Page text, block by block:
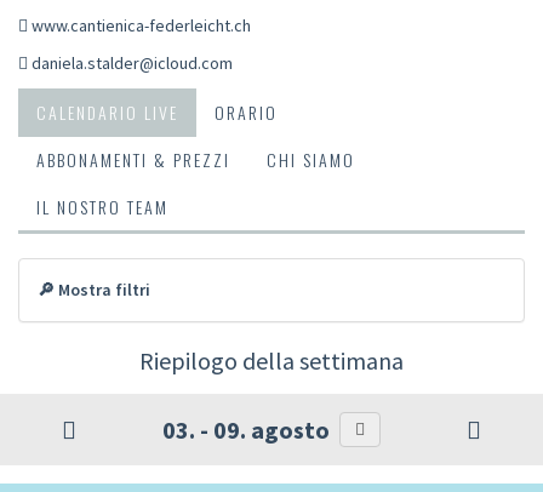
www.cantienica-federleicht.ch
daniela.stalder@icloud.com
CALENDARIO LIVE
ORARIO
ABBONAMENTI & PREZZI
CHI SIAMO
IL NOSTRO TEAM
🔎 Mostra filtri
Riepilogo della settimana
03. - 09. agosto